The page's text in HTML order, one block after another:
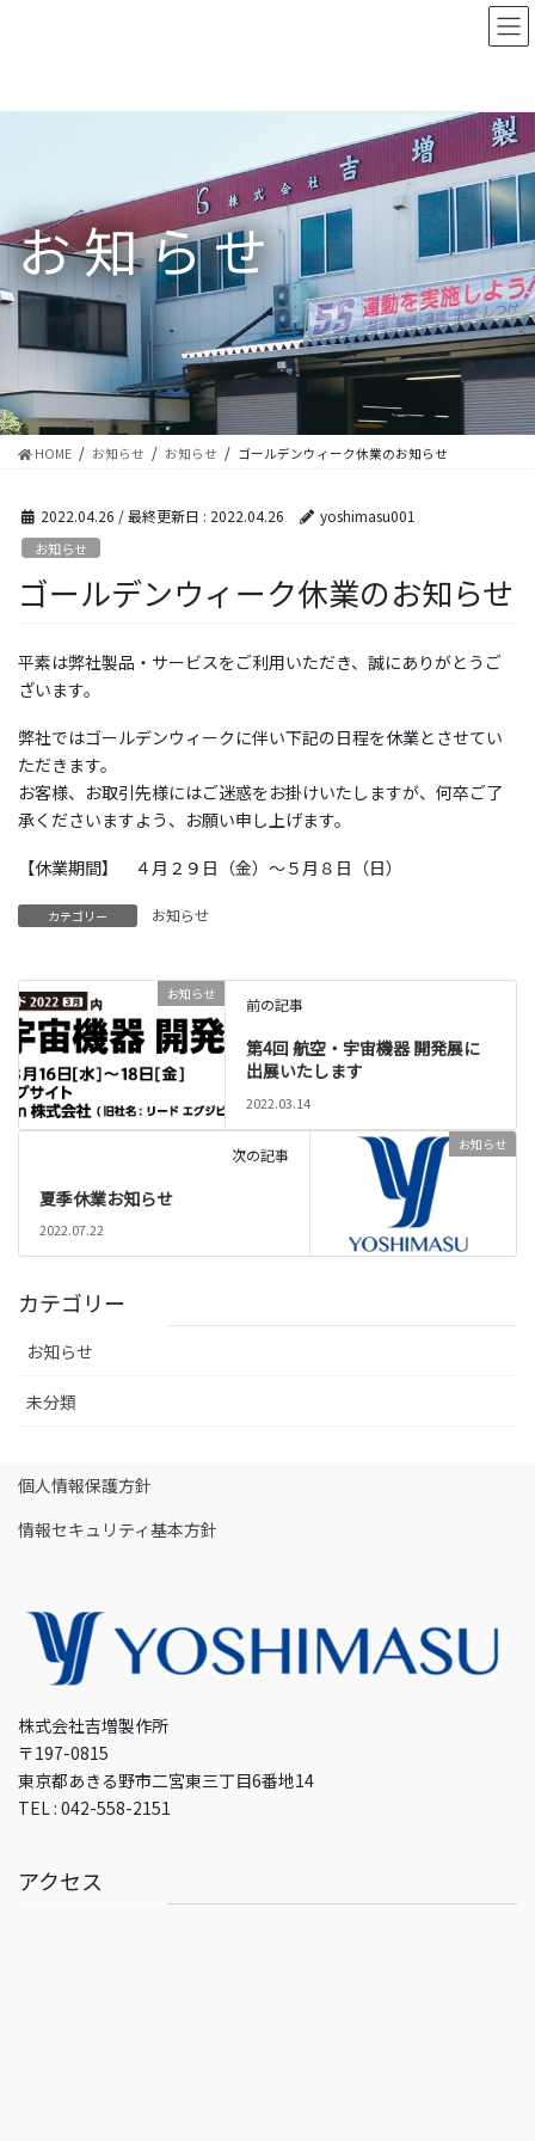
ツ
シ
動お知らせ
HOME お知らせ お知らせ ゴールデンウィーク休業のお知らせ
2022.04.26 / 最終更新日 : 2022.04.26 yoshimasu001
お知らせ
ゴールデンウィーク休業のお知らせ
平素は弊社製品・サービスをご利用いただき、誠にありがとうご
ざいます。
弊社ではゴールデンウィークに伴い下記の日程を休業とさせてい
ただきます。
お客様、お取引先様にはご迷惑をお掛けいたしますが、何卒ご了
承くださいますよう、お願い申し上げます。
【休業期間】 ４月２９日（金）～５月８日（日）
カテゴリー お知らせ
お知らせ
前の記事
第4回 航空・宇宙機器 開発展に
出展いたします
2022.03.14
お知らせ
次の記事
夏季休業お知らせ
2022.07.22
カテゴリー
お知らせ
未分類
個人情報保護方針
情報セキュリティ基本方針
株式会社吉増製作所
〒197-0815
東京都あきる野市二宮東三丁目6番地14
TEL : 042-558-2151
アクセス